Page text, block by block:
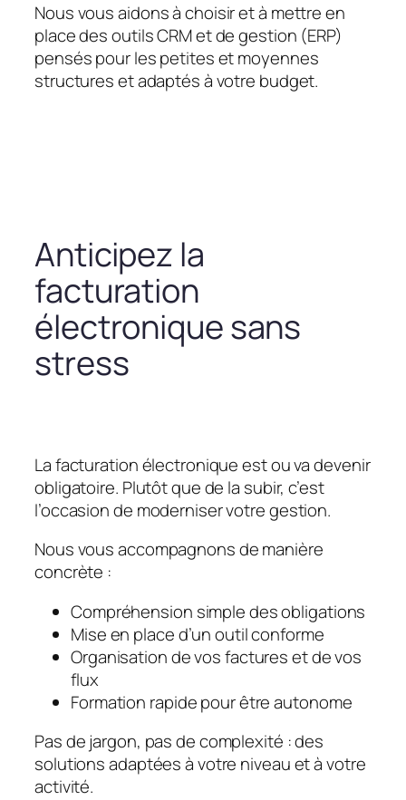
Nous vous aidons à choisir et à mettre en
place des outils CRM et de gestion (ERP)
pensés pour les petites et moyennes
structures et adaptés à votre budget.
Anticipez la
facturation
électronique sans
stress
La facturation électronique est ou va devenir
obligatoire. Plutôt que de la subir, c’est
l’occasion de moderniser votre gestion.
Nous vous accompagnons de manière
concrète :
Compréhension simple des obligations
Mise en place d’un outil conforme
Organisation de vos factures et de vos
flux
Formation rapide pour être autonome
Pas de jargon, pas de complexité : des
solutions adaptées à votre niveau et à votre
activité.